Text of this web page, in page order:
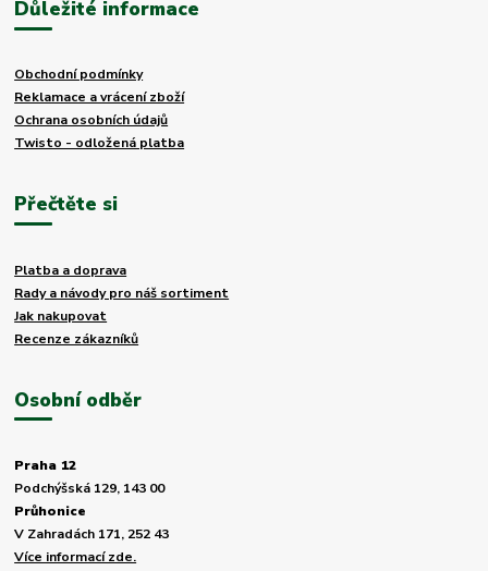
Důležité informace
Obchodní podmínky
Reklamace a vrácení zboží
Ochrana osobních údajů
Twisto - odložená platba
Přečtěte si
Platba a doprava
Rady a návody pro náš sortiment
Jak nakupovat
Recenze zákazníků
Osobní odběr
Praha 12
Podchýšská 129, 143 00
Průhonice
V Zahradách 171, 252 43
Více informací zde.